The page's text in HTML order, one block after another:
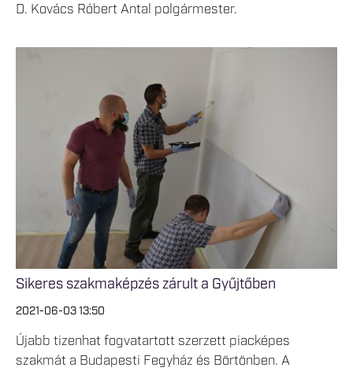
D. Kovács Róbert Antal polgármester.
Sikeres szakmaképzés zárult a Gyűjtőben
2021-06-03 13:50
Újabb tizenhat fogvatartott szerzett piacképes
szakmát a Budapesti Fegyház és Börtönben. A